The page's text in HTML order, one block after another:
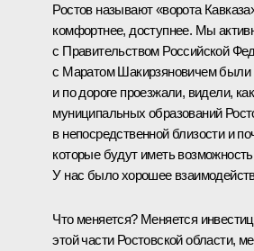
Ростов называют «ворота
комфортнее, доступнее. Мы
с Правительством Российской
с Маратом Шакирзяновичем были
и по дороге проезжали, видели,
муниципальных образований
в непосредственной близости и
которые будут иметь
У нас было хорошее
Что меняется? Меняется
этой части Ростовской области,